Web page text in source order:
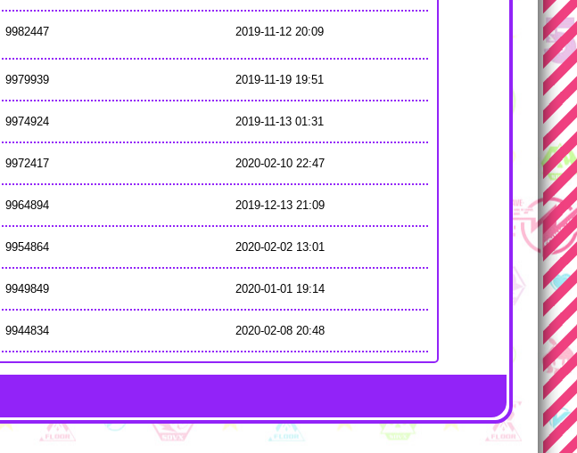
9982447 2019-11-12 20:09
9979939 2019-11-19 19:51
9974924 2019-11-13 01:31
9972417 2020-02-10 22:47
9964894 2019-12-13 21:09
9954864 2020-02-02 13:01
9949849 2020-01-01 19:14
9944834 2020-02-08 20:48